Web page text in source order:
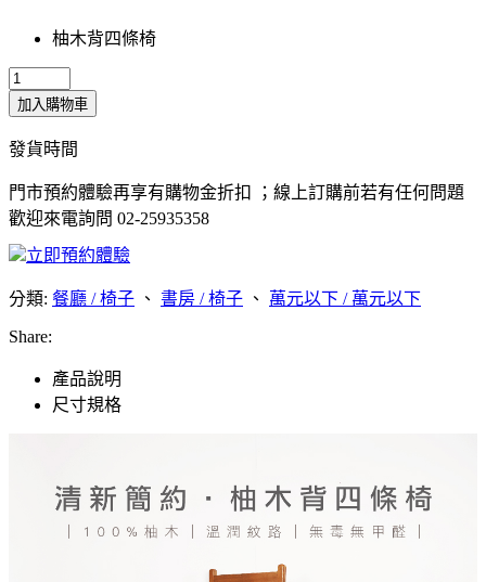
柚木背四條椅
加入購物車
發貨時間
門市預約體驗再享有購物金折扣 ；線上訂購前若有任何問題
歡迎來電詢問 02-25935358
立即預約體驗
分類: 餐廳 / 椅子 、 書房 / 椅子 、 萬元以下 / 萬元以下
Share:
產品說明
尺寸規格